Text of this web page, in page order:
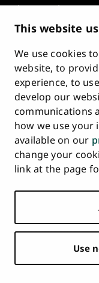
This website
We use cookies
website, to
experience, to
develop our
communications
how we use
available on our
change your
link at the page
Use
Privacy Notice
Description of
Whistleblowing
Accessibility
Feedback
Intranet & Online
Cookie Settings
Main
navigation
at
HOME
COLLABORATION
University
of
on
University
of
Turku
on
University
Turku
on
on